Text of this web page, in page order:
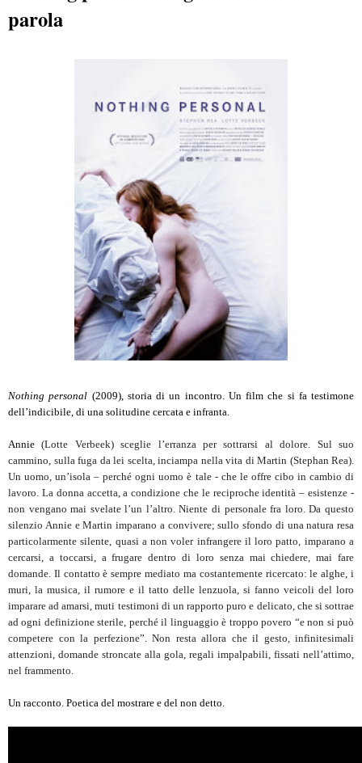
parola
Nothing personal (2009), storia di un incontro. Un film che si fa testimone
dell’indicibile, di una solitudine cercata e infranta.
Annie(Lotte Verbeek) sceglie l’erranza per sottrarsi al dolore. Sul suo
cammino, sulla fuga da lei scelta, inciampa nella vita di Martin (Stephan Rea).
Un uomo, un’isola – perché ogni uomo è tale - che le offre cibo in cambio di
lavoro. La donna accetta, a condizione che le reciproche identità – esistenze -
non vengano mai svelate l’un l’altro. Niente di personale fra loro. Da questo
silenzio Annie e Martin imparano a convivere; sullo sfondo di una natura resa
particolarmente silente, quasi a non voler infrangere il loro patto, imparano a
cercarsi, a toccarsi, a frugare dentro di loro senza mai chiedere, mai fare
domande. Il contatto è sempre mediato ma costantemente ricercato: le alghe, i
muri, la musica, il rumore e il tatto delle lenzuola, si fanno veicoli del loro
imparare ad amarsi, muti testimoni di un rapporto puro e delicato, che si sottrae
ad ogni definizione sterile, perché il linguaggio è troppo povero “e non si può
competere con la perfezione”. Non resta allora che il gesto, infinitesimali
attenzioni, domande stroncate alla gola, regali impalpabili, fissati nell’attimo,
nel frammento.
Un racconto. Poetica del mostrare e del non detto.